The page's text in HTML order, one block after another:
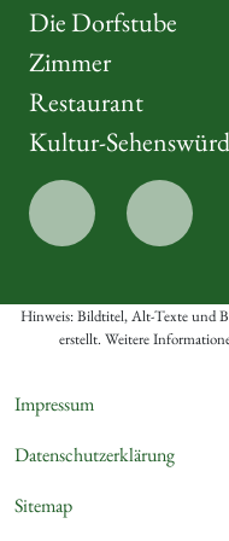
Die Dorfstube
Zimmer
Restaurant
Kultur-
Hinweis: Bildtitel, Alt-Texte und
erstellt. Weitere
Impressum
Datenschutzerklärung
Sitemap